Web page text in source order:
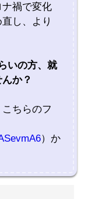
禍で変化
し、より
いの方、就
か？
ちらのフ
）か